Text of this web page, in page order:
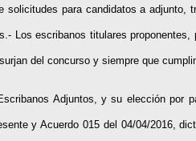
solicitudes para candidatos a
Los escribanos titulares
del concurso y siempre que
Adjuntos, y su elección por
y Acuerdo 015 del 04/04/2016,